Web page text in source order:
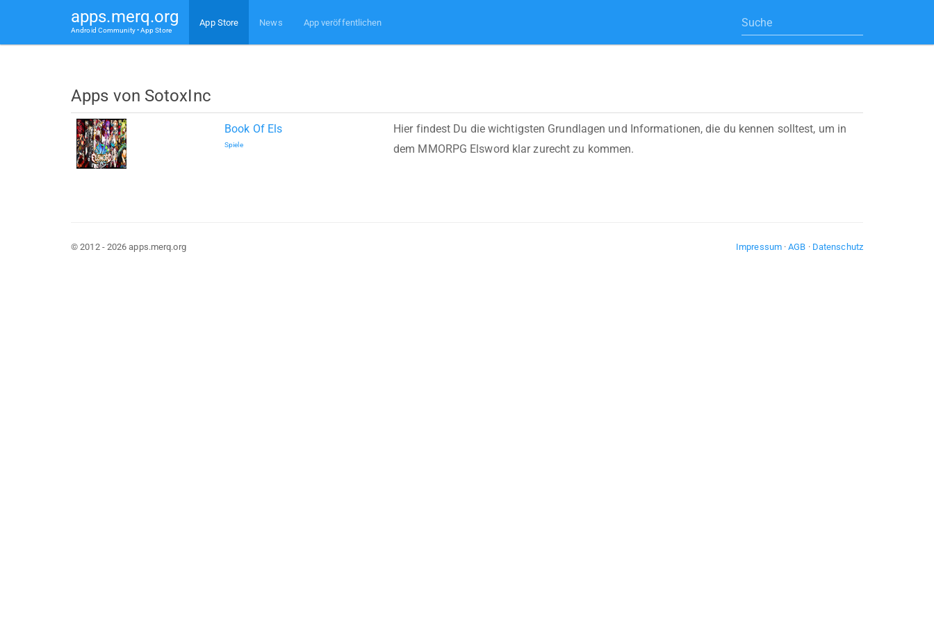
apps.merq.org
Android Community • App Store
App Store News App veröffentlichen
Apps von SotoxInc
Book Of Els
Spiele
Hier findest Du die wichtigsten Grundlagen und Informationen, die du kennen solltest, um in
dem MMORPG Elsword klar zurecht zu kommen.
Impressum·AGB · Datenschutz
© 2012 - 2026 apps.merq.org